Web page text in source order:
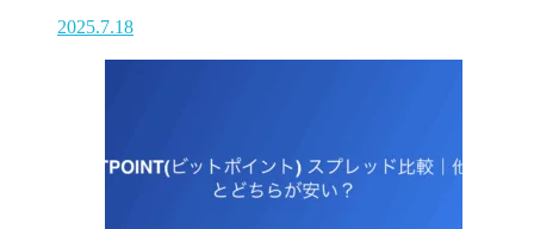
2025.7.18